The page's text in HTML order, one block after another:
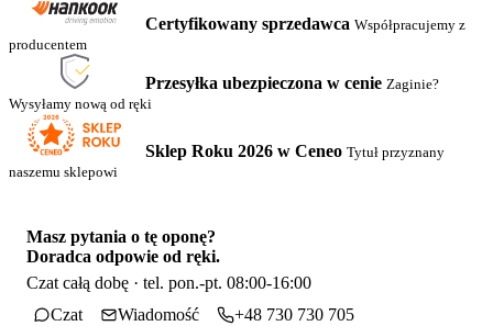
Certyfikowany sprzedawca Współpracujemy z
producentem
Przesyłka ubezpieczona w cenie Zaginie?
Wysyłamy nową od ręki
Sklep Roku 2026 w Ceneo Tytuł przyznany
naszemu sklepowi
Masz pytania o tę oponę?
Doradca odpowie od ręki.
Czat całą dobę · tel. pon.-pt. 08:00-16:00
Czat
Wiadomość +48 730 730 705